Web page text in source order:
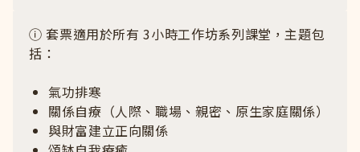
ⓘ 套票適用於所有 3小時工作坊系列課堂，主題包
括：
氣功排寒
關係自療（人際、職場、親密、原生家庭關係）
與財富建立正向關係